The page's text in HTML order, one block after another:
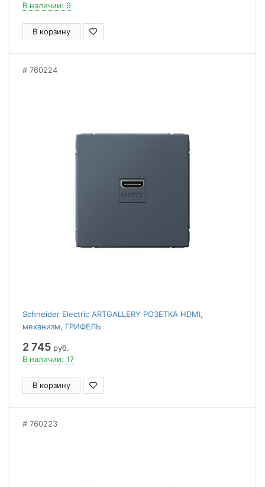
В наличии: 9
В корзину
760224
Schneider Electric ARTGALLERY РОЗЕТКА HDMI,
механизм, ГРИФЕЛЬ
2 745 руб.
В наличии: 17
В корзину
760223